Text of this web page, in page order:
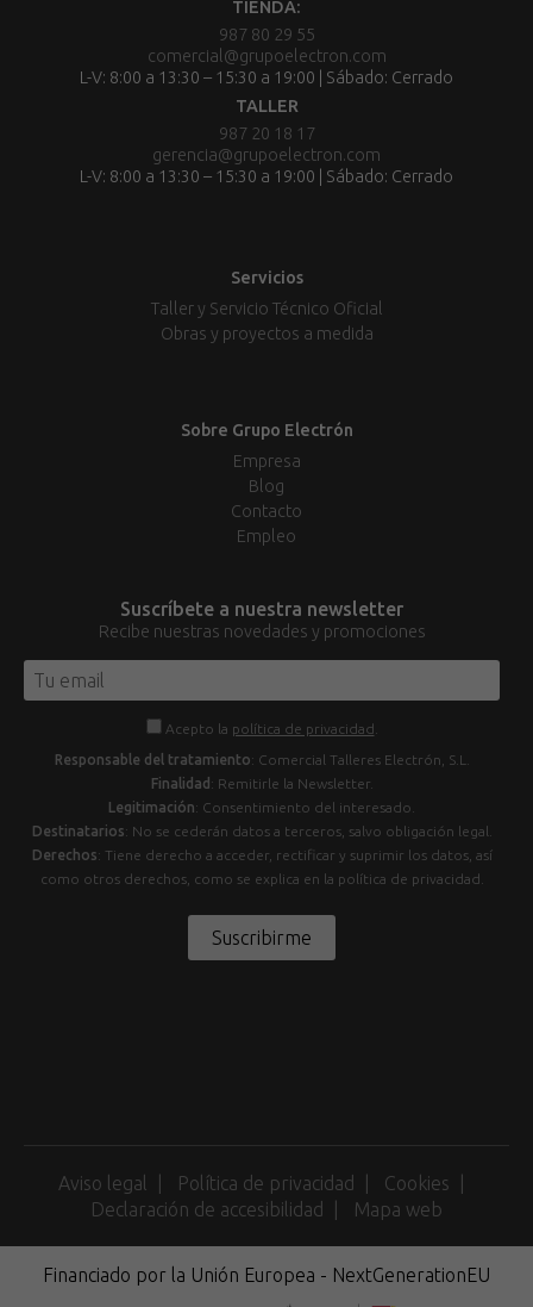
TIENDA:
987 80 29 55
comercial@grupoelectron.com
L-V: 8:00 a 13:30 – 15:30 a 19:00 | Sábado: Cerrado
TALLER
987 20 18 17
gerencia@grupoelectron.com
L-V: 8:00 a 13:30 – 15:30 a 19:00 | Sábado: Cerrado
Servicios
Taller y Servicio Técnico Oficial
Obras y proyectos a medida
Sobre Grupo Electrón
Empresa
Blog
Contacto
Empleo
Suscríbete a nuestra newsletter
Recibe nuestras novedades y promociones
Acepto la política de privacidad
Responsable del tratamiento: Comercial Talleres Electrón, S.L.
Finalidad : Remitirle la Newsletter.
Legitimación: Consentimiento del interesado.
Destinatarios: No se cederán datos a terceros, salvo obligación legal.
Derechos: Tiene derecho a acceder, rectificar y suprimir los datos, así
como otros derechos, como se explica en la política de privacidad.
Suscribirme
Aviso legal Política de privacidad
Cookies
Declaración de accesibilidad
Mapa web
Financiado por la Unión Europea - NextGenerationEU